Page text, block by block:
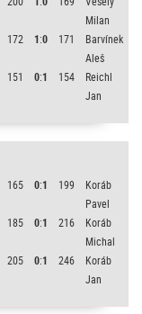
Milan
172 1:0 171
Barvínek
Aleš
151 0:1 154
Reichl
Jan
165 0:1 199
Koráb
Pavel
185 0:1 216
Koráb
Michal
205 0:1 246
Koráb
Jan